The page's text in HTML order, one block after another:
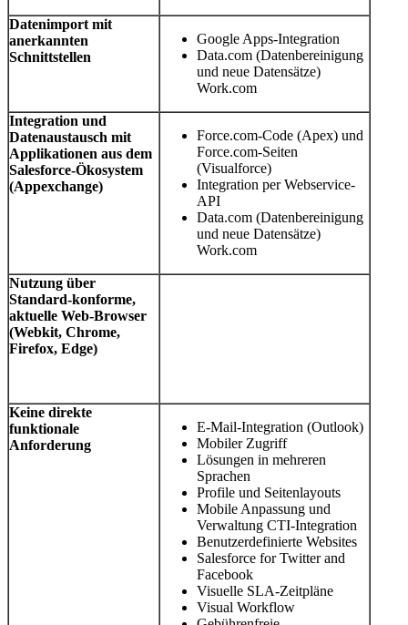
Datenimport mit
anerkannten
Schnittstellen
Google Apps-Integration
Data.com (Datenbereinigung
und neue Datensätze)
Work.com
Integration und
Datenaustausch mit
Applikationen aus dem
Salesforce-Ökosystem
(Appexchange)
Force.com-Code (Apex) und
Force.com-Seiten
(Visualforce)
Integration per Webservice-
API
Data.com (Datenbereinigung
und neue Datensätze)
Work.com
Nutzung über
Standard-konforme,
aktuelle Web-Browser
(Webkit, Chrome,
Firefox, Edge)
Keine direkte
funktionale
Anforderung
E-Mail-Integration (Outlook)
Mobiler Zugriff
Lösungen in mehreren
Sprachen
Profile und Seitenlayouts
Mobile Anpassung und
Verwaltung CTI-Integration
Benutzerdefinierte Websites
Salesforce for Twitter and
Facebook
Visuelle SLA-Zeitpläne
Visual Workflow